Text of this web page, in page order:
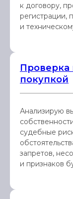
к договору,
регистрации,
и
покупкой
Анализирую
судебные
запретов,
и признаков